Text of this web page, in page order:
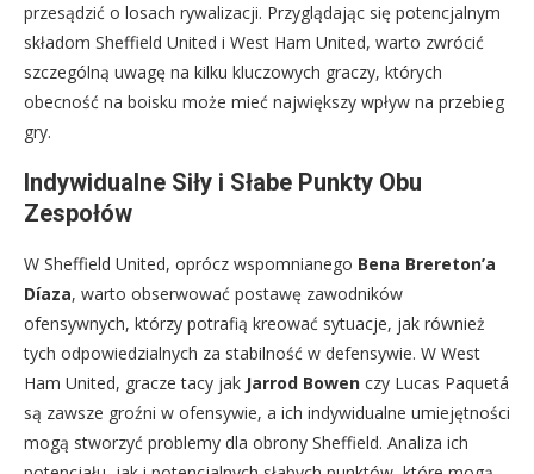
przesądzić o losach rywalizacji. Przyglądając się potencjalnym
składom Sheffield United i West Ham United, warto zwrócić
szczególną uwagę na kilku kluczowych graczy, których
obecność na boisku może mieć największy wpływ na przebieg
gry.
Indywidualne Siły i Słabe Punkty Obu
Zespołów
W Sheffield United, oprócz wspomnianego Bena Brereton’a
Díaza, warto obserwować postawę zawodników
ofensywnych, którzy potrafią kreować sytuacje, jak również
tych odpowiedzialnych za stabilność w defensywie. W West
Ham United, gracze tacy jak Jarrod Bowen czy Lucas Paquetá
są zawsze groźni w ofensywie, a ich indywidualne umiejętności
mogą stworzyć problemy dla obrony Sheffield. Analiza ich